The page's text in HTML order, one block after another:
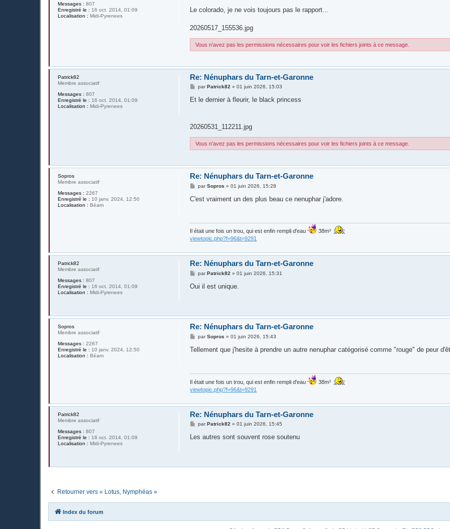
Messages : 807
Enregistré le : 16 oct. 2014, 01:09
Localisation : Midi-Pyrenees
s
g
Le colorado, je ne vois toujours pas le rapport...
20260517_155536.jpg
Vous n’avez pas les permissions nécessaires pour voir les fichiers joints à ce message.
Patrick82
Membre associatif
Messages : 807
Enregistré le : 16 oct. 2014, 01:09
Localisation : Midi-Pyrenees
Re: Nénuphars du Tarn-et-Garonne
M
s
parPatrick82 »01 juin 2026, 15:03
Et le dernier à fleurir, le black princess
20260531_112211.jpg
Vous n’avez pas les permissions nécessaires pour voir les fichiers joints à ce message.
Sopros
Membre associatif
Messages : 2267
Enregistré le : 10 janv. 2024, 12:50
Localisation : Béarn
Re: Nénuphars du Tarn-et-Garonne
M
s
parSopros »01 juin 2026, 15:28
C'est vraiment un des plus beau ce nenuphar j'adore.
Il était une fois un trou, qui est enfin rempli d'eau
38m³
viewtopic.php?f=96&t=9291
Patrick82
Membre associatif
Messages : 807
Enregistré le : 16 oct. 2014, 01:09
Localisation : Midi-Pyrenees
Re: Nénuphars du Tarn-et-Garonne
M
s
parPatrick82 »01 juin 2026, 15:31
Oui il est unique.
Sopros
Membre associatif
Messages : 2267
Enregistré le : 10 janv. 2024, 12:50
Localisation : Béarn
Re: Nénuphars du Tarn-et-Garonne
M
s
parSopros »01 juin 2026, 15:43
Tellement que j'hesite à prendre un autre nenuphar catégorisé comme "rouge" de peur
Il était une fois un trou, qui est enfin rempli d'eau
38m³
viewtopic.php?f=96&t=9291
Patrick82
Membre associatif
Messages : 807
Enregistré le : 16 oct. 2014, 01:09
Localisation : Midi-Pyrenees
Re: Nénuphars du Tarn-et-Garonne
M
s
parPatrick82 »01 juin 2026, 15:45
Les autres sont souvent rose soutenu
Retourner vers « Lotus, Nymphéas »
Index du forum